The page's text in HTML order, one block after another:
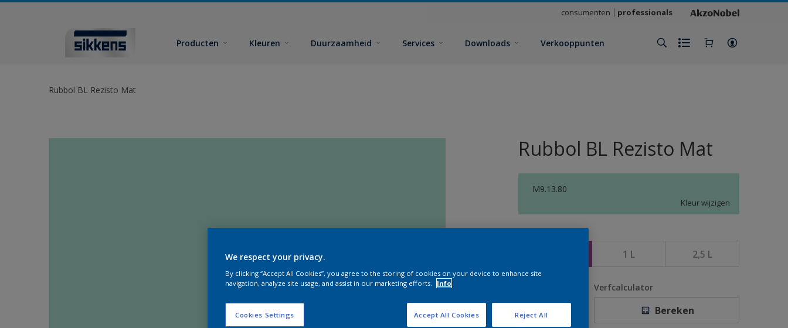
consumenten professionals
Producten Kleuren Duurzaamheid Services Downloads Verkooppunten
Rubbol BL Rezisto Mat
Rubbol BL Rezisto Mat
M9.13.80
Kleur wijzigen
1 L 2,5 L
Verfcalculator
Bereken
We respect your privacy.
By clicking “Accept All Cookies”, you agree to the storing of cookies on your device to enhance site
navigation, analyze site usage, and assist in our marketing efforts.
Info
Cookies Settings Reject All
Accept All Cookies